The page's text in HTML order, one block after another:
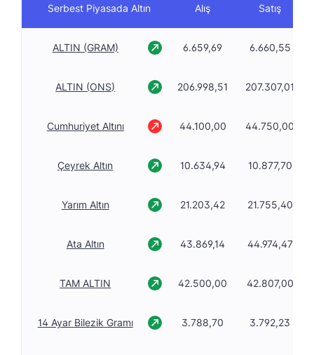
Serbest Piyasada Altın Alış Satış
ALTIN (GRAM) 6.659,69 6.660,55
ALTIN (ONS) 206.998,51 207.307,01
Cumhuriyet Altını 44.100,00 44.750,00
Çeyrek Altın 10.634,94 10.877,70
Yarım Altın 21.203,42 21.755,40
Ata Altın 43.869,14 44.974,47
TAM ALTIN 42.500,00 42.807,00
14 Ayar Bilezik Gramı 3.788,70 3.792,23